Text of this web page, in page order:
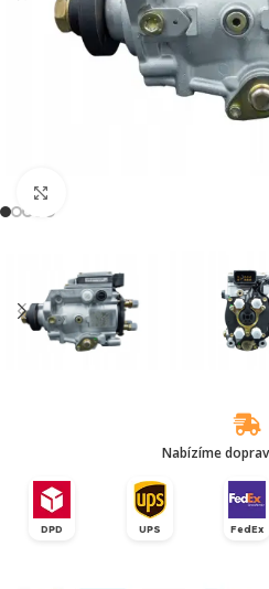
Nabízíme
DPD UPS FedEx